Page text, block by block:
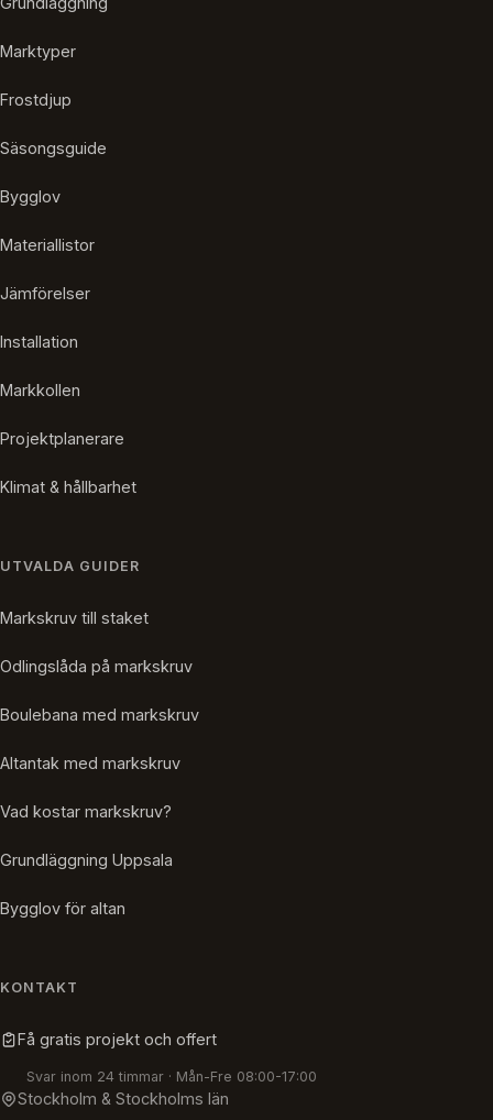
Marktyper
Frostdjup
Säsongsguide
Bygglov
Materiallistor
Jämförelser
Installation
Markkollen
Projektplanerare
Klimat & hållbarhet
UTVALDA GUIDER
Markskruv till staket
Odlingslåda på markskruv
Boulebana med markskruv
Altantak med markskruv
Vad kostar markskruv?
Grundläggning Uppsala
Bygglov för altan
KONTAKT
Få gratis projekt och offert
Svar inom 24 timmar · Mån-Fre 08:00-17:00
Stockholm & Stockholms län